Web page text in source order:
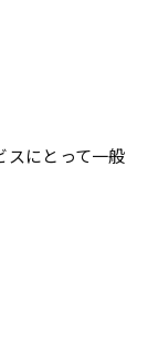
にとって一般